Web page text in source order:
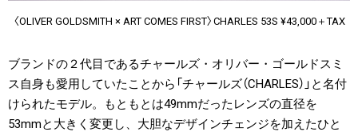
〈OLIVER GOLDSMITH × ART COMES FIRST〉CHARLES 53S ¥43,000＋TAX
ブランドの２代目であるチャールズ・オリバー・ゴールドスミ
ス自身も愛用していたことから「チャールズ（CHARLES）」と名付
けられたモデル。もともとは49mmだったレンズの直径を
53mmと大きく変更し、大胆なデザインチェンジを加えたひと